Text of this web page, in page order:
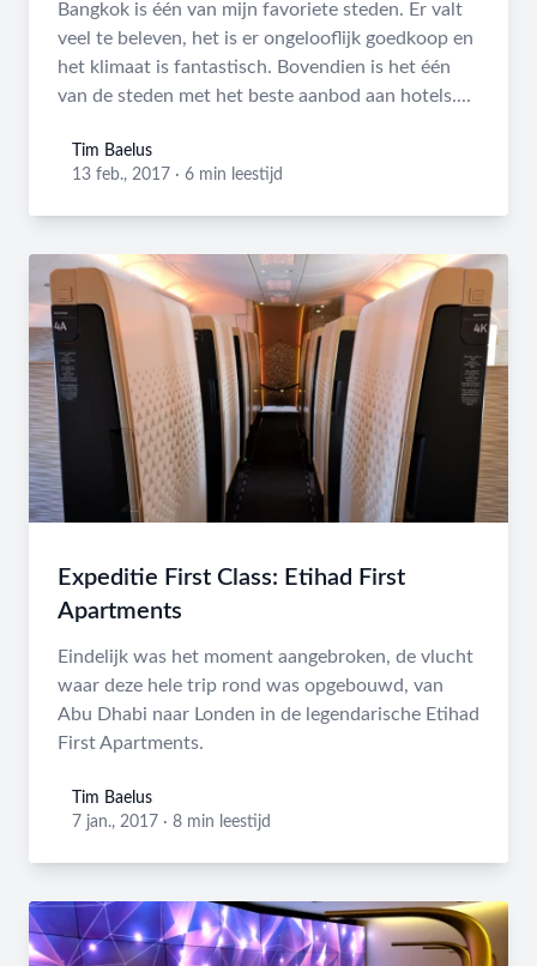
Bangkok is één van mijn favoriete steden. Er valt
veel te beleven, het is er ongelooflijk goedkoop en
het klimaat is fantastisch. Bovendien is het één
van de steden met het beste aanbod aan hotels....
Tim Baelus
Tim Baelus
13 feb., 2017 · 6 min leestijd
Expeditie First Class: Etihad First
Apartments
Eindelijk was het moment aangebroken, de vlucht
waar deze hele trip rond was opgebouwd, van
Abu Dhabi naar Londen in de legendarische Etihad
First Apartments.
Tim Baelus
Tim Baelus
7 jan., 2017 · 8 min leestijd